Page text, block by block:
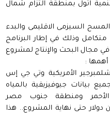
اتول بمنطقة التزام شمال
السيزمى الاقليمى والبدء
وذلك في إطار البرنامج
مجال البحث والإنتاج لمشروع
:
الأمريكية وتي جي إس
بيانات جيوفيزيقية بالمياه
الأحمر ومنطقة جنوب مصر
تصل إلى 750 مليون دولار حتى نهاية المشروع.. هذا